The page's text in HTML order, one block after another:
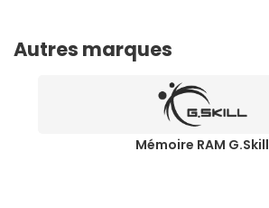
Autres marques
Mémoire RAM G.Skill